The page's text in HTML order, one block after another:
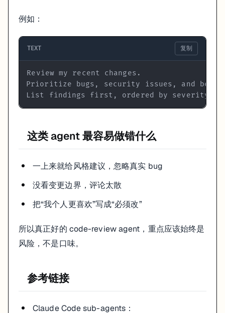
例如：
TEXT 复制
List findings first, ordered by severity.
这类 agent 最容易做错什么
一上来就给风格建议，忽略真实 bug
没看变更边界，评论太散
把“我个人更喜欢”写成“必须改”
所以真正好的 code-review agent，重点应该始终是
风险，不是口味。
参考链接
Claude Code sub-agents：